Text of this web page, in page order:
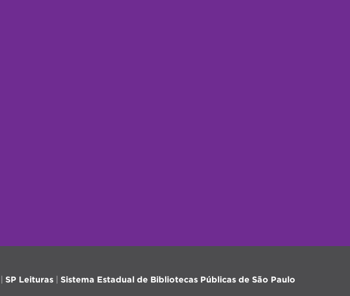
| SP Leituras | Sistema Estadual de Bibliotecas Públicas de São Paulo